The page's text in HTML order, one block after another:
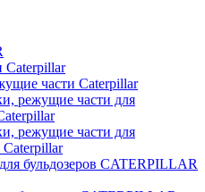
Caterpillar
части Caterpillar
режущие части для
режущие части для
Caterpillar
бульдозеров CATERPILLAR